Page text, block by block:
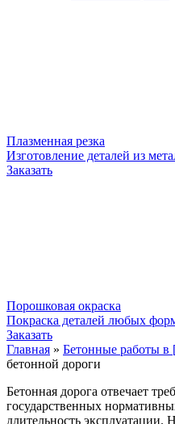
Плазменная резка
Изготовление деталей из
Заказать
Порошковая окраска
Покраска деталей любых
Заказать
Главная » Бетонные работы в
бетонной дороги
Бетонная дорога отвечает
государственных
длительность эксплуатации.